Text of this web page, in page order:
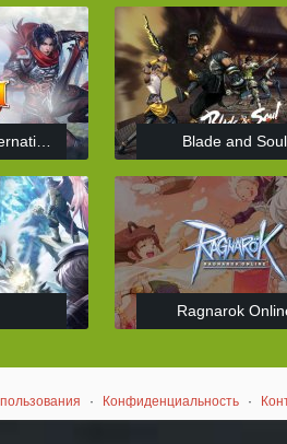
Blade and Soul
Ragnarok
· Конфиденциальность ·